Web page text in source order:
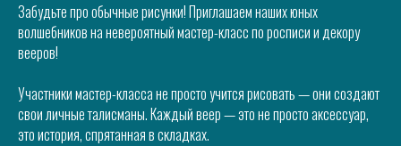
Забудьте про обычные рисунки! Приглашаем наших юных
волшебников на невероятный мастер-класс по росписи и декору
вееров!
Участники мастер-класса не просто учится рисовать — они создают
свои личные талисманы. Каждый веер — это не просто аксессуар,
это история, спрятанная в складках.